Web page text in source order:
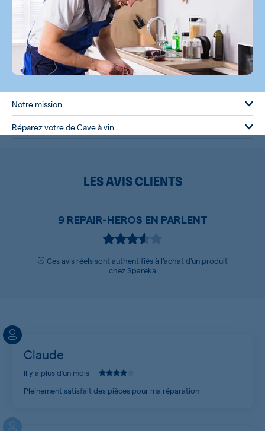
Notre mission
Réparez votre de Cave à vin
LES AVIS CLIENTS
9 REPAIR-HEROS EN PARLENT
Ces avis réels sont authentifiés à l’achat d’un produit
chez Spareka
Claude
Il y a plus d’un mois
Pleinement satisfait des pièces pour ma réparation